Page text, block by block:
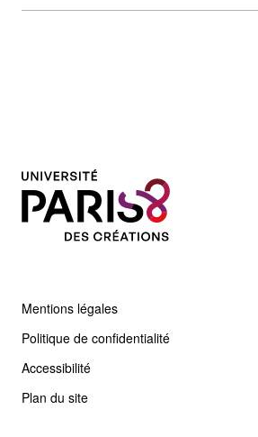
Mentions légales
Politique de confidentialité
Accessibilité
Plan du site